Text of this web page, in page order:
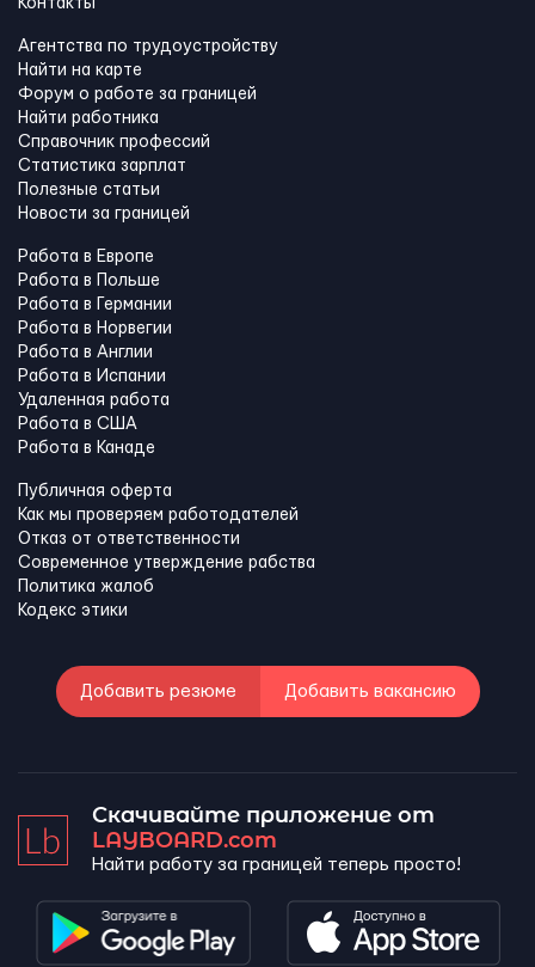
Контакты
Агентства по трудоустройству
Найти на карте
Форум о работе за границей
Найти работника
Справочник профессий
Статистика зарплат
Полезные статьи
Новости за границей
Работа в Европе
Работа в Польше
Работа в Германии
Работа в Норвегии
Работа в Англии
Работа в Испании
Удаленная работа
Работа в США
Работа в Канадe
Публичная оферта
Как мы проверяем работодателей
Отказ от ответственности
Современное утверждение рабства
Политика жалоб
Кодекс этики
Добавить резюме Добавить вакансию
Скачивайте приложение от
LAYBOARD.com
Найти работу за границей теперь просто!